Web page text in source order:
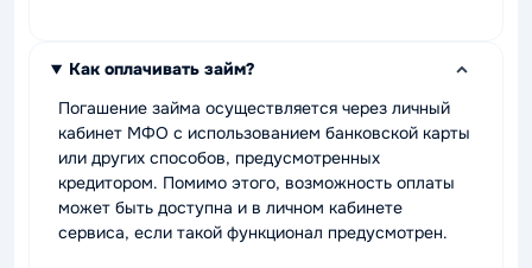
Как оплачивать займ?
Погашение займа осуществляется через личный
кабинет МФО с использованием банковской карты
или других способов, предусмотренных
кредитором. Помимо этого, возможность оплаты
может быть доступна и в личном кабинете
сервиса, если такой функционал предусмотрен.